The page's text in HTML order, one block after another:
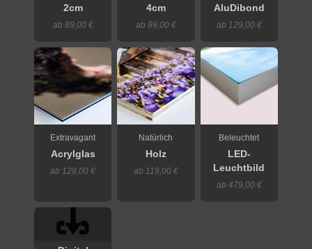
2cm
ab 89,00 €
4cm
ab 99,00 €
AluDibond
ab 129,00 €
Extravagant
Acrylglas
ab 129,00 €
Natürlich
Holz
ab 119,00 €
Beleuchtet
LED-
Leuchtbild
ab 479,00 €